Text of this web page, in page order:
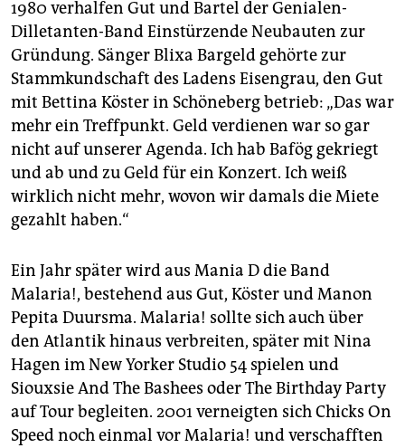
1980 verhalfen Gut und Bartel der Genialen-
Dilletanten-Band Einstürzende Neubauten zur
Gründung. Sänger Blixa Bargeld gehörte zur
Stammkundschaft des Ladens Eisengrau, den Gut
mit Bettina Köster in Schöneberg betrieb: „Das war
mehr ein Treffpunkt. Geld verdienen war so gar
nicht auf unserer Agenda. Ich hab Bafög gekriegt
und ab und zu Geld für ein Konzert. Ich weiß
wirklich nicht mehr, wovon wir damals die Miete
gezahlt haben.“
Ein Jahr später wird aus Mania D die Band
Malaria!, bestehend aus Gut, Köster und Manon
Pepita Duursma. Malaria! sollte sich auch über
den Atlantik hinaus verbreiten, später mit Nina
Hagen im New Yorker Studio 54 spielen und
Siouxsie And The Bashees oder The Birthday Party
auf Tour begleiten. 2001 verneigten sich Chicks On
Speed noch einmal vor Malaria! und verschafften